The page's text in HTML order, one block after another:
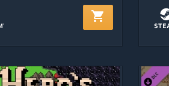
shopping_cart